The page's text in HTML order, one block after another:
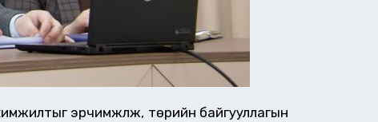
эрчимжүүлж, төрийн байгууллагын